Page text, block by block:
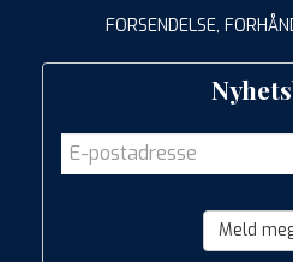
FORSENDELSE,
Meld